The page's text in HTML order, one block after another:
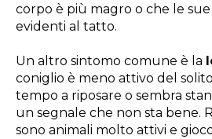
corpo è più magro o che le sue
evidenti al tatto.
Un altro sintomo comune è la
coniglio è meno attivo del
tempo a riposare o sembra
un segnale che non sta bene.
sono animali molto attivi e